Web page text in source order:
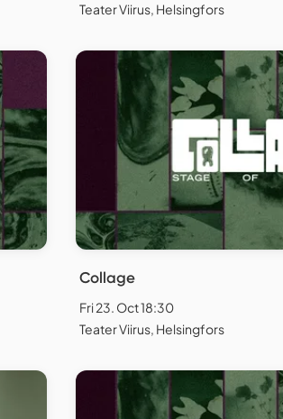
Teater Viirus, Helsingfors
Collage
Fri 23. Oct 18:30
Teater Viirus, Helsingfors